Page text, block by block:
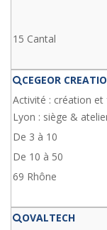
15 Cantal
CEGEOR
Activité : création
Lyon : siège &
De 3 à 10
De 10 à 50
69 Rhône
OVALTECH